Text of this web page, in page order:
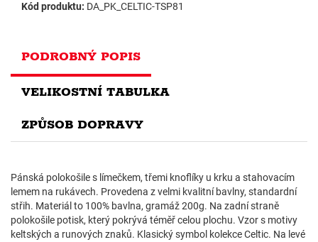
Kód produktu: DA_PK_CELTIC-TSP81
PODROBNÝ POPIS
VELIKOSTNÍ TABULKA
ZPŮSOB DOPRAVY
Pánská polokošile s límečkem, třemi knoflíky u krku a stahovacím
lemem na rukávech. Provedena z velmi kvalitní bavlny, standardní
střih. Materiál to 100% bavlna, gramáž 200g. Na zadní straně
polokošile potisk, který pokrývá téměř celou plochu. Vzor s motivy
keltských a runových znaků. Klasický symbol kolekce Celtic. Na levé